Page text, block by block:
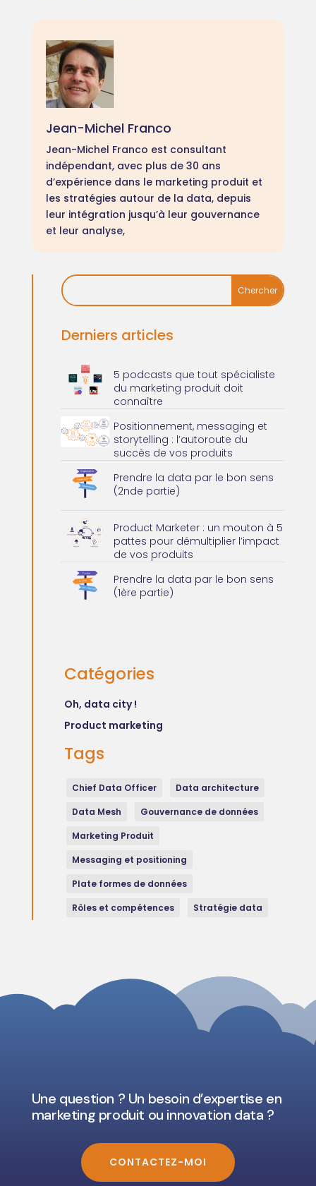
Jean-Michel Franco
Jean-Michel Franco est consultant
indépendant, avec plus de 30 ans
d’expérience dans le marketing produit et
les stratégies autour de la data, depuis
leur intégration jusqu’à leur gouvernance
et leur analyse,
Derniers articles
5 podcasts que tout spécialiste
du marketing produit doit
connaître
Positionnement, messaging et
storytelling : l’autoroute du
succès de vos produits
Prendre la data par le bon sens
(2nde partie)
Product Marketer : un mouton à 5
pattes pour démultiplier l’impact
de vos produits
Prendre la data par le bon sens
(1ère partie)
Catégories
Oh, data city !
Product marketing
Tags
Chief Data Officer
Data architecture
Data Mesh
Gouvernance de données
Marketing Produit
Messaging et positioning
Plate formes de données
Rôles et compétences
Stratégie data
Une question ? Un besoin d’expertise en
marketing produit ou innovation data ?
CONTACTEZ-MOI